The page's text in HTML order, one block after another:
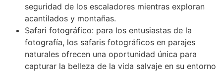
seguridad de los escaladores mientras exploran
acantilados y montañas.
Safari fotográfico: para los entusiastas de la
fotografía, los safaris fotográficos en parajes
naturales ofrecen una oportunidad única para
capturar la belleza de la vida salvaje en su entorno